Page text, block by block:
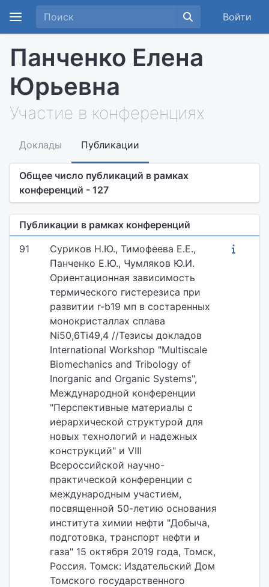
Войти
Панченко Елена
Юрьевна
Участие в конференциях
Доклады Публикации
Общее число публикаций в рамках
конференций - 127
Публикации в рамках конференций
91
Суриков Н.Ю., Тимофеева Е.Е.,
Панченко Е.Ю., Чумляков Ю.И.
Ориентационная зависимость
термического гистерезиса при
развитии r-b19 мп в состаренных
монокристаллах сплава
Ni50,6Ti49,4 //Тезисы докладов
International Workshop "Multiscale
Biomechanics and Tribology of
Inorganic and Organic Systems",
Международной конференции
"Перспективные материалы с
иерархической структурой для
новых технологий и надежных
конструкций" и VIII
Всероссийской научно-
практической конференции с
международным участием,
посвященной 50-летию основания
института химии нефти "Добыча,
подготовка, транспорт нефти и
газа" 15 октября 2019 года, Томск,
Россия. Томск: Издательский Дом
Томского государственного